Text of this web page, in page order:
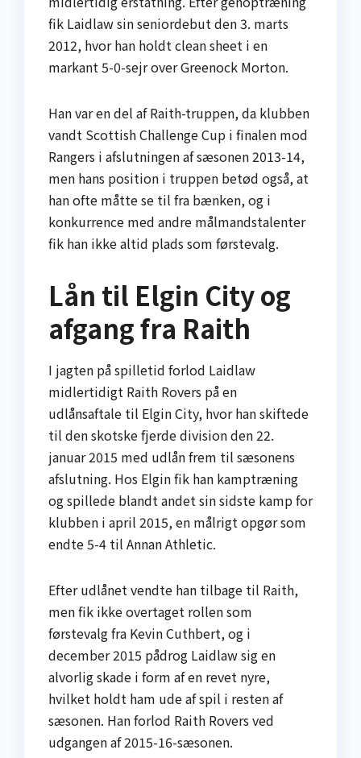
fik Laidlaw sin seniordebut den 3. marts
2012, hvor han holdt clean sheet i en
markant 5-0-sejr over Greenock Morton.
Han var en del af Raith-truppen, da klubben
vandt Scottish Challenge Cup i finalen mod
Rangers i afslutningen af sæsonen 2013-14,
men hans position i truppen betød også, at
han ofte måtte se til fra bænken, og i
konkurrence med andre målmandstalenter
fik han ikke altid plads som førstevalg.
Lån til Elgin City og
afgang fra Raith
I jagten på spilletid forlod Laidlaw
midlertidigt Raith Rovers på en
udlånsaftale til Elgin City, hvor han skiftede
til den skotske fjerde division den 22.
januar 2015 med udlån frem til sæsonens
afslutning. Hos Elgin fik han kamptræning
og spillede blandt andet sin sidste kamp for
klubben i april 2015, en målrigt opgør som
endte 5-4 til Annan Athletic.
Efter udlånet vendte han tilbage til Raith,
men fik ikke overtaget rollen som
førstevalg fra Kevin Cuthbert, og i
december 2015 pådrog Laidlaw sig en
alvorlig skade i form af en revet nyre,
hvilket holdt ham ude af spil i resten af
sæsonen. Han forlod Raith Rovers ved
udgangen af 2015-16-sæsonen.